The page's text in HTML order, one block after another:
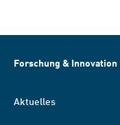
Forschung & Innovation
Aktuelles